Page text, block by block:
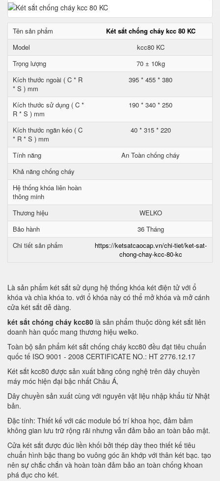
Tên sản phẩm
Két sắt chống cháy kcc 80 KC
Model
kcc80 KC
Trọng lượng
70 ± 10kg
Kích thước ngoài ( C * R
* S ) mm
395 * 455 * 380
Kích thước sử dụng ( C *
R * S ) mm
190 * 340 * 250
Kích thước ngăn kéo ( C
* R * S ) mm
40 * 315 * 220
Tính năng
An Toàn chống cháy
Khả năng chống cháy
Hệ thống khóa liên hoàn
thông minh
Thương hiệu
WELKO
Bảo hành
36 Tháng
Chi tiết sản phẩm
https://ketsatcaocap.vn/chi-tiet/ket-sat-
chong-chay-kcc-80-kc
Là sản phẩm két sắt sử dụng hệ thống khóa két điện tử với ổ
khóa và chìa khóa to. với ổ khóa này có thể mở khóa và mở cánh
cửa két sắt dễ dàng.
két sắt chóng cháy kcc80 là sản phẩm thuộc dòng két sắt liên
doanh hàn quốc mang thương hiệu welko.
Toàn bộ sản phẩm két sắt chống cháy kcc80 đều đạt tiêu chuẩn
quốc tế ISO 9001 - 2008 CERTIFICATE NO.: HT 2776.12.17
Két sắt kcc80 được sản xuất bằng công nghệ trên dây chuyền
máy móc hiện đại bậc nhất Châu Á,
Dây chuyền sản xuất cùng với nguyên vật liệu nhập khẩu từ Nhật
bản.
Đặc tính: Thiết kế với các module bố trí khoa học, đảm bảm
không gian lưu trữ rộng rãi nhưng vẫn đảm bảo an toàn bảo mật.
Cửa két sắt được đúc liền khối bởi thép dày theo thiết kế tiêu
chuẩn hình bậc thang bo vuông góc ăn khớp với thân két bạc. tạo
nên sự chắc chắn và hoàn toàn đảm bảo an toàn chống khoan
phá đục cho két.